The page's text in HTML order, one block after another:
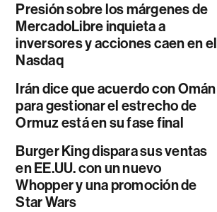
Presión sobre los márgenes de
MercadoLibre inquieta a
inversores y acciones caen en el
Nasdaq
Irán dice que acuerdo con Omán
para gestionar el estrecho de
Ormuz está en su fase final
Burger King dispara sus ventas
en EE.UU. con un nuevo
Whopper y una promoción de
Star Wars